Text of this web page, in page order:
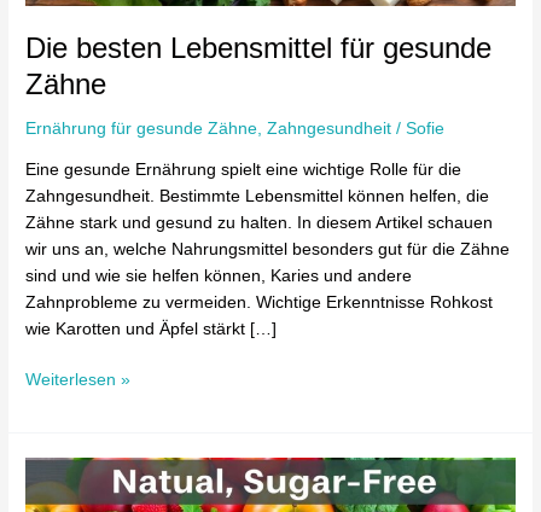
Die besten Lebensmittel für gesunde
Zähne
Ernährung für gesunde Zähne ,Zahngesundheit /Sofie
Eine gesunde Ernährung spielt eine wichtige Rolle für die
Zahngesundheit. Bestimmte Lebensmittel können helfen, die
Zähne stark und gesund zu halten. In diesem Artikel schauen
wir uns an, welche Nahrungsmittel besonders gut für die Zähne
sind und wie sie helfen können, Karies und andere
Zahnprobleme zu vermeiden. Wichtige Erkenntnisse Rohkost
wie Karotten und Äpfel stärkt […]
Weiterlesen »
Zuckerfreie
Ernährung